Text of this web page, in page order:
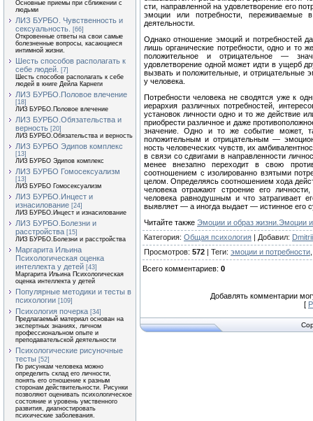
Основные приемы при сближении с
людьми
ЛИЗ БУРБО. Чувственность и
сексуальность.
[66]
Откровенные ответы на свои самые
болезненные вопросы, касающиеся
интимной жизни.
Шесть способов располагать к
себе людей.
[7]
Шесть способов располагать к себе
людей в книге Дейла Карнеги
ЛИЗ БУРБО.Половое влечение
[18]
ЛИЗ БУРБО.Половое влечение
ЛИЗ БУРБО.Обязательства и
верность [20]
ЛИЗ БУРБО.Обязательства и верность
ЛИЗ БУРБО Эдипов комплекс
[13]
ЛИЗ БУРБО Эдипов комплекс
ЛИЗ БУРБО Гомосексуализм
[13]
ЛИЗ БУРБО Гомосексуализм
ЛИЗ БУРБО.Инцест и
изнасилование [24]
ЛИЗ БУРБО.Инцест и изнасилование
ЛИЗ БУРБО.Болезни и
расстройства [15]
ЛИЗ БУРБО.Болезни и расстройства
Маргарита Ильина
Психологическая оценка
интеллекта у детей [43]
Маргарита Ильина Психологическая
оценка интеллекта у детей
Популярные методики и тесты в
психологии [109]
Психология почерка [34]
Предлагаемый материал основан на
экспертных знаниях, личном
профессиональном опыте и
преподавательской деятельности
Психологические рисуночные
тесты [52]
По рисункам человека можно
определить склад его личности,
понять его отношение к разным
сторонам действительности. Рисунки
позволяют оценивать психологическое
состояние и уровень умственного
развития, диагностировать
психические заболевания.
сти, направленной на удовлетворение его
эмоции или потребности,
деятельности.
Однако отношение эмоций и потребностей
лишь органические потребности, одно и то
положительное и отрицательное —
удовлетворение одной может идти в ущерб
вызвать и положительные, и отрицательные
у человека.
Потребности человека не сводятся уже к
иерархия различных потребностей,
установок личности одно и то же действие
приобрести различное и даже
значение. Одно и то же событие может,
положительным и отрица­тельным —
ность человеческих чувств, их
в связи со сдвигами в направленности
менее внезапно переходит в свою
соотношением с изолированно взятыми
целом. Определяясь соотношением хода
человека отражают строение его
человека равно­душным и что затрагивает
выявляет — а иногда выдает — истинное его
Читайте также Эмоции и образ жизни.Эмоции и
Категория: Общая психология | Добавил: Dmitrii
Просмотров: 572 | Теги: эмоции и потребности
Всего комментариев: 0
Добавлять комментарии
[